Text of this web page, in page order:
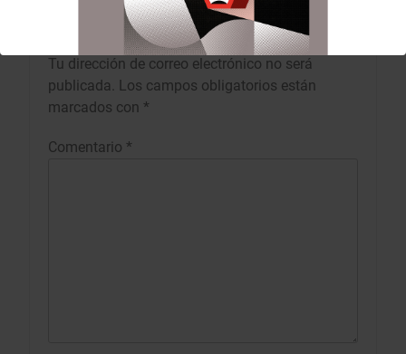
DEJA UNA RESPUESTA
Tu dirección de correo electrónico no será
publicada. Los campos obligatorios están
marcados con *
Comentario *